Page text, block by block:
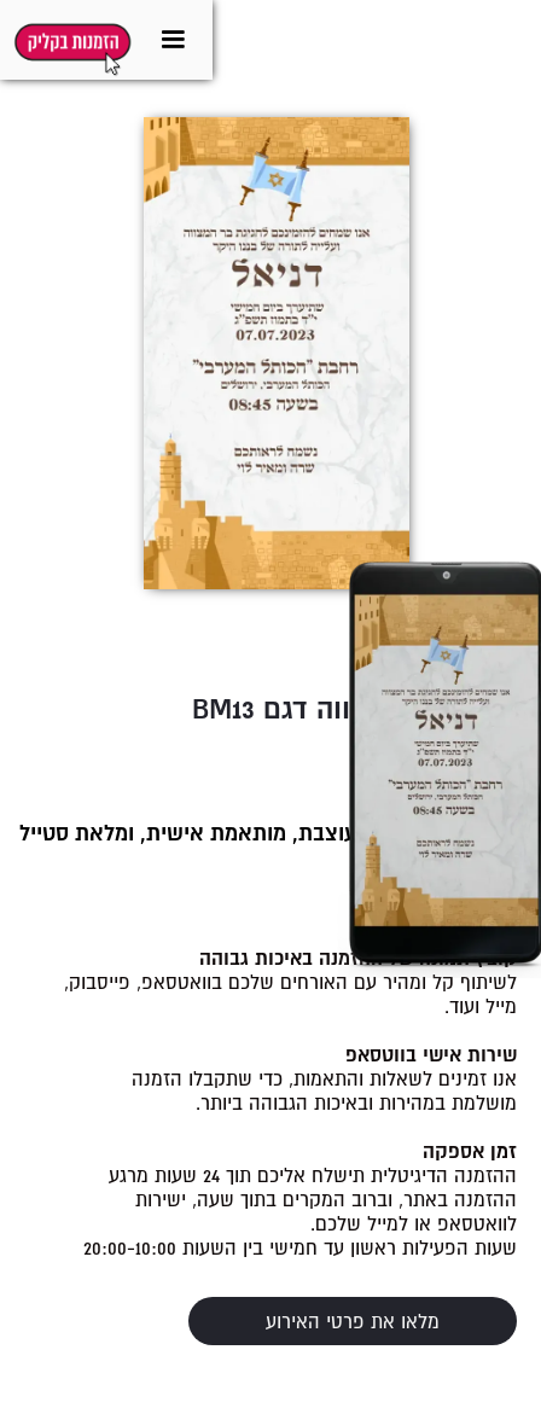
BM13 הזמנה לבר מצווה דגם
סגנון יהודי מודרני
₪99
119
₪
הזמנה דיגיטלית מעוצבת, מותאמת אישית, ומלאת סטייל
ההזמנה כוללת:
קובץ תמונה של ההזמנה באיכות גבוהה
לשיתוף קל ומהיר עם האורחים שלכם בוואטסאפ, פייסבוק,
מייל ועוד.
שירות אישי בווטסאפ
אנו זמינים לשאלות והתאמות, כדי שתקבלו הזמנה
מושלמת במהירות ובאיכות הגבוהה ביותר.
זמן אספקה
ההזמנה הדיגיטלית תישלח אליכם תוך 24 שעות מרגע
ההזמנה באתר, וברוב המקרים בתוך שעה, ישירות
לוואטסאפ או למייל שלכם.
שעות הפעילות ראשון עד חמישי בין השעות 20:00-10:00
מלאו את פרטי האירוע